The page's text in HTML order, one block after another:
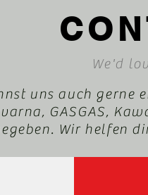
We'd
uns auch gerne
GASGAS,
Wir helfen